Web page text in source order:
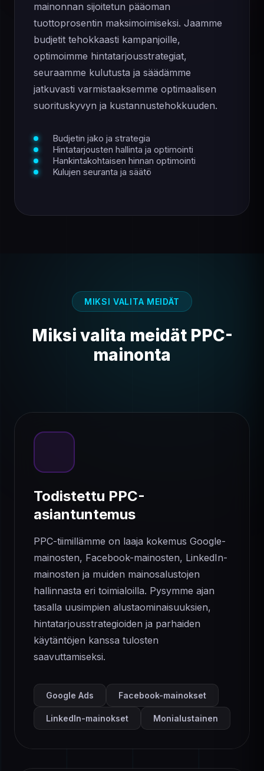
mainonnan sijoitetun pääoman
tuottoprosentin maksimoimiseksi. Jaamme
budjetit tehokkaasti kampanjoille,
optimoimme hintatarjousstrategiat,
seuraamme kulutusta ja säädämme
jatkuvasti varmistaaksemme optimaalisen
suorituskyvyn ja kustannustehokkuuden.
Budjetin jako ja strategia
Hintatarjousten hallinta ja optimointi
Hankintakohtaisen hinnan optimointi
Kulujen seuranta ja säätö
MIKSI VALITA MEIDÄT
Miksi valita meidät PPC-
mainonta
Todistettu PPC-
asiantuntemus
PPC-tiimillämme on laaja kokemus Google-
mainosten, Facebook-mainosten, LinkedIn-
mainosten ja muiden mainosalustojen
hallinnasta eri toimialoilla. Pysymme ajan
tasalla uusimpien alustaominaisuuksien,
hintatarjousstrategioiden ja parhaiden
käytäntöjen kanssa tulosten
saavuttamiseksi.
Google Ads Facebook-mainokset
LinkedIn-mainokset Monialustainen